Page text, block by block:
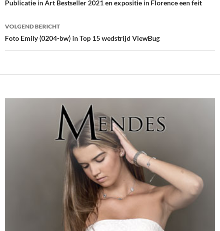
navigatie
Publicatie in Art Bestseller 2021 en expositie in Florence een feit
VOLGEND BERICHT
Foto Emily (0204-bw) in Top 15 wedstrijd ViewBug